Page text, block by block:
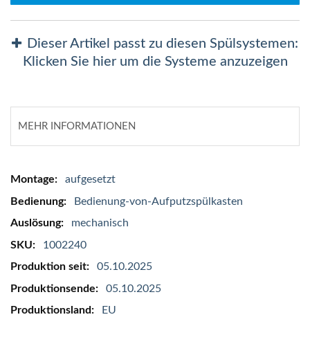
Dieser Artikel passt zu diesen Spülsystemen:
Klicken Sie hier um die Systeme anzuzeigen
MEHR INFORMATIONEN
Mehr
Informationen
aufgesetzt
Bedienung-von-Aufputzspülkasten
mechanisch
1002240
05.10.2025
05.10.2025
EU